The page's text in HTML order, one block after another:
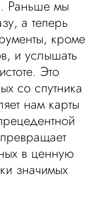
Раньше мы
а теперь
кроме
и услышать
Это
со спутника
нам карты
в ценную
значимых